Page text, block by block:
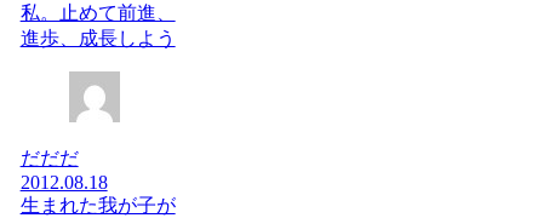
私。止めて前進、
進歩、成長しよう
だだだ
2012.08.18
生まれた我が子が